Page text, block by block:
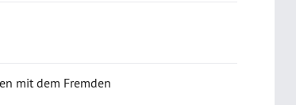
mit dem Fremden